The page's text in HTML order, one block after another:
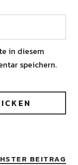
in diesem
speichern.
BEITRAG